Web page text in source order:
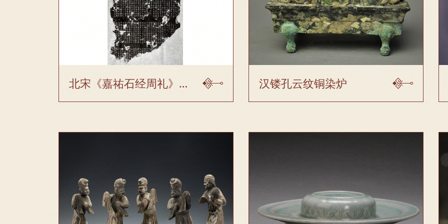
北宋《嘉祐石经周礼》残石 汉镂孔云纹铜染炉